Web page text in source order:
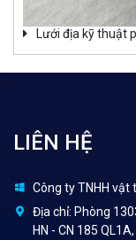
Lưới địa kỹ thuật
LIÊN HỆ
Công ty TNHH
Địa chỉ: Phòng
HN - CN 185